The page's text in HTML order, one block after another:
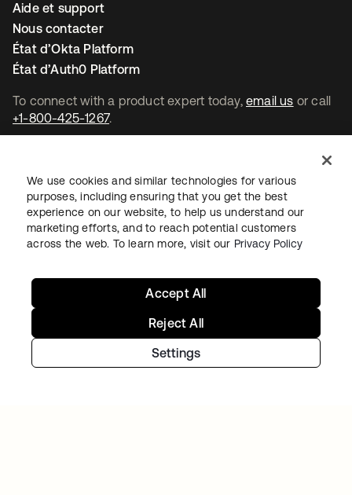
To connect with a product expert today, email us or call
+1-800-425-1267.
Aide et support
Nous contacter
État d’Okta Platform
État d’Auth0 Platform
We use cookies and similar technologies for various
purposes, including ensuring that you get the best
experience on our website, to help us understand our
marketing efforts, and to reach potential customers
across the web. To learn more, visit our Privacy Policy
Settings
Reject All
Accept All